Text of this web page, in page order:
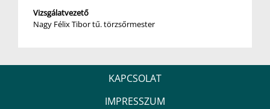
Vizsgálatvezető
Nagy Félix Tibor tű. törzsőrmester
KAPCSOLAT
IMPRESSZUM